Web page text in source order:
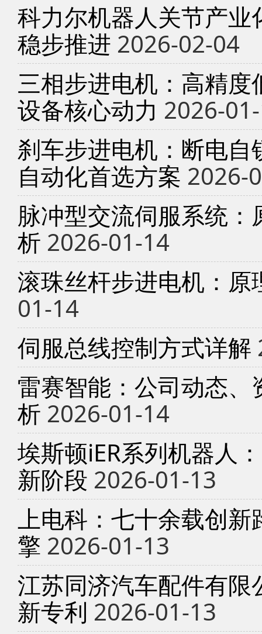
科力尔机器人关节产
稳步推进 2026-02-04
三相步进电机：高精
设备核心动力 2026-
刹车步进电机：断电
自动化首选方案 2026-
脉冲型交流伺服系统
析 2026-01-14
滚珠丝杆步进电机：
01-14
伺服总线控制方式详解
雷赛智能：公司动态
析 2026-01-14
埃斯顿iER系列机器人
新阶段 2026-01-13
上电科：七十余载创
擎 2026-01-13
江苏同济汽车配件有
新专利 2026-01-13